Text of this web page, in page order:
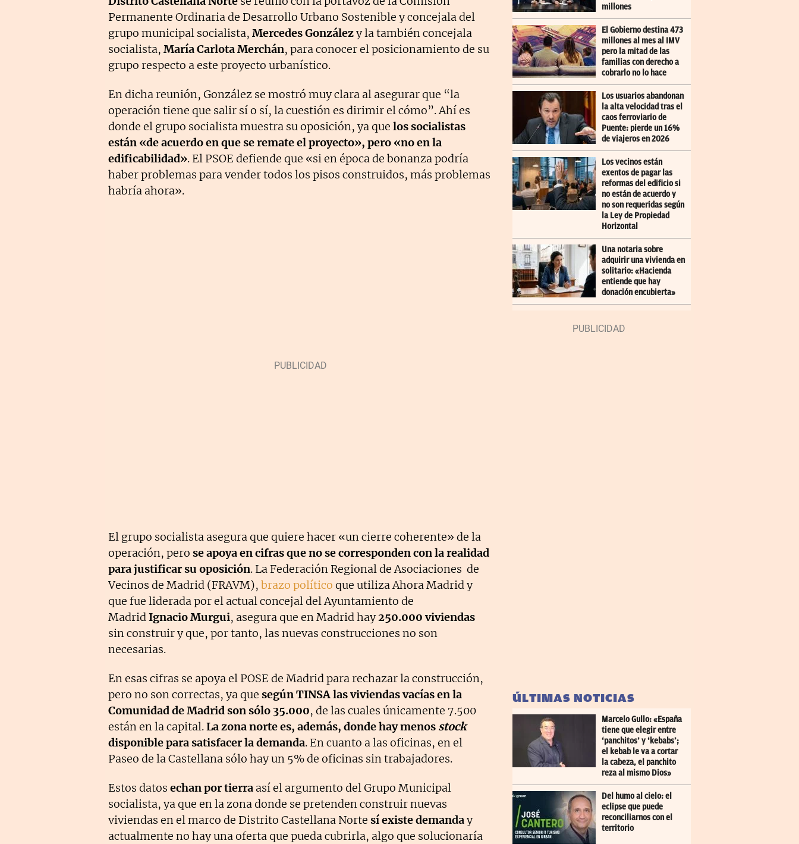
Permanente Ordinaria de Desarrollo Urbano Sostenible y concejala del
grupo municipal socialista, Mercedes Gonzálezy la también concejala
socialista, María Carlota Merchán, para conocer el posicionamiento de su
grupo respecto a este proyecto urbanístico.
En dicha reunión, González se mostró muy clara al asegurar que “la
operación tiene que salir sí o sí, la cuestión es dirimir el cómo”. Ahí es
donde el grupo socialista muestra su oposición, ya que los socialistas
están «de acuerdo en que se remate el proyecto», pero «no en la
edificabilidad». El PSOE defiende que «si en época de bonanza podría
haber problemas para vender todos los pisos construidos, más problemas
habría ahora».
El grupo socialista asegura que quiere hacer «un cierre coherente» de la
operación, pero se apoya en cifras que no se corresponden con la realidad
para justificar su oposición. La Federación Regional de Asociaciones de
Vecinos de Madrid (FRAVM), brazo político que utiliza Ahora Madrid y
que fue liderada por el actual concejal del Ayuntamiento de
MadridIgnacio Murgui, asegura que en Madrid hay250.000 viviendas
sin construir y que, por tanto, las nuevas construcciones no son
necesarias.
En esas cifras se apoya el POSE de Madrid para rechazar la construcción,
pero no son correctas, ya que según TINSA las viviendas vacías en la
Comunidad de Madrid son sólo 35.000, de las cuales únicamente 7.500
están en la capital.La zona norte es, además, donde hay menos stock
disponible para satisfacer la demanda. En cuanto a las oficinas, en el
Paseo de la Castellana sólo hay un 5% de oficinas sin trabajadores.
Estos datos echan por tierra así el argumento del Grupo Municipal
socialista, ya que en la zona donde se pretenden construir nuevas
viviendas en el marco de Distrito Castellana Norte sí existe demanday
actualmente no hay una oferta que pueda cubrirla, algo que solucionaría
millones
El Gobierno destina 473
millones al mes al IMV
pero la mitad de las
familias con derecho a
cobrarlo no lo hace
Los usuarios abandonan
la alta velocidad tras el
caos ferroviario de
Puente: pierde un 16%
de viajeros en 2026
Los vecinos están
exentos de pagar las
reformas del edificio si
no están de acuerdo y
no son requeridas según
la Ley de Propiedad
Horizontal
Una notaria sobre
adquirir una vivienda en
solitario: «Hacienda
entiende que hay
donación encubierta»
ÚLTIMAS NOTICIAS
Marcelo Gullo: «España
tiene que elegir entre
‘panchitos’ y ‘kebabs’;
el kebab le va a cortar
la cabeza, el panchito
reza al mismo Dios»
Del humo al cielo: el
eclipse que puede
reconciliarnos con el
territorio